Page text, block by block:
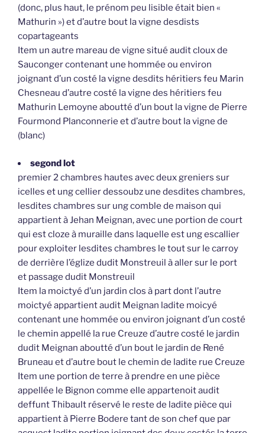
(donc, plus haut, le prénom peu lisible était bien «
Mathurin ») et d’autre bout la vigne desdists
copartageants
Item un autre mareau de vigne situé audit cloux de
Sauconger contenant une hommée ou environ
joignant d’un costé la vigne desdits héritiers feu Marin
Chesneau d’autre costé la vigne des héritiers feu
Mathurin Lemoyne aboutté d’un bout la vigne de Pierre
Fourmond Planconnerie et d’autre bout la vigne de
(blanc)
segond lot
premier 2 chambres hautes avec deux greniers sur
icelles et ung cellier dessoubz une desdites chambres,
lesdites chambres sur ung comble de maison qui
appartient à Jehan Meignan, avec une portion de court
qui est cloze à muraille dans laquelle est ung escallier
pour exploiter lesdites chambres le tout sur le carroy
de derrière l’églize dudit Monstreuil à aller sur le port
et passage dudit Monstreuil
Item la moictyé d’un jardin clos à part dont l’autre
moictyé appartient audit Meignan ladite moicyé
contenant une hommée ou environ joignant d’un costé
le chemin appellé la rue Creuze d’autre costé le jardin
dudit Meignan aboutté d’un bout le jardin de René
Bruneau et d’autre bout le chemin de ladite rue Creuze
Item une portion de terre à prendre en une pièce
appellée le Bignon comme elle appartenoit audit
deffunt Thibault réservé le reste de ladite pièce qui
appartient à Pierre Bodere tant de son chef que par